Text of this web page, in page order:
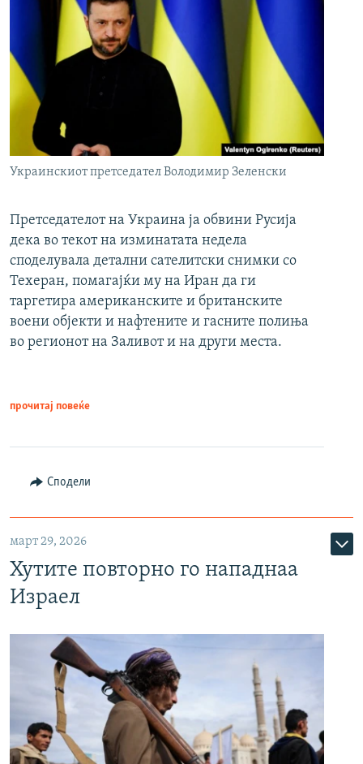
Украинскиот претседател Володимир Зеленски
Претседателот на Украина ја обвини Русија
дека во текот на изминатата недела
споделувала детални сателитски снимки со
Техеран, помагајќи му на Иран да ги
таргетира американските и британските
воени објекти и нафтените и гасните полиња
во регионот на Заливот и на други места.
прочитај повеќе
Сподели
март 29, 2026
Хутите повторно го нападнаа
Израел